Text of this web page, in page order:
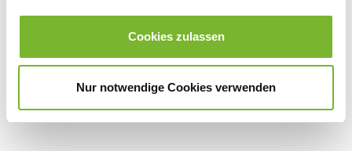
Cookies zulassen
Nur notwendige Cookies verwenden
Für weitere Informationen wenden Sie sich bitte direkt an den jeweiligen